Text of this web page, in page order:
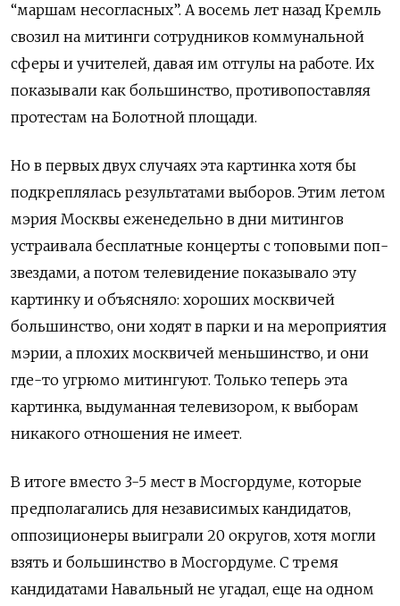
“маршам несогласных”. А восемь лет назад Кремль
свозил на митинги сотрудников коммунальной
сферы и учителей, давая им отгулы на работе. Их
показывали как большинство, противопоставляя
протестам на Болотной площади.
Но в первых двух случаях эта картинка хотя бы
подкреплялась результатами выборов. Этим летом
мэрия Москвы еженедельно в дни митингов
устраивала бесплатные концерты с топовыми поп-
звездами, а потом телевидение показывало эту
картинку и объясняло: хороших москвичей
большинство, они ходят в парки и на мероприятия
мэрии, а плохих москвичей меньшинство, и они
где-то угрюмо митингуют. Только теперь эта
картинка, выдуманная телевизором, к выборам
никакого отношения не имеет.
В итоге вместо 3-5 мест в Мосгордуме, которые
предполагались для независимых кандидатов,
оппозиционеры выиграли 20 округов, хотя могли
взять и большинство в Мосгордуме. С тремя
кандидатами Навальный не угадал, еще на одном